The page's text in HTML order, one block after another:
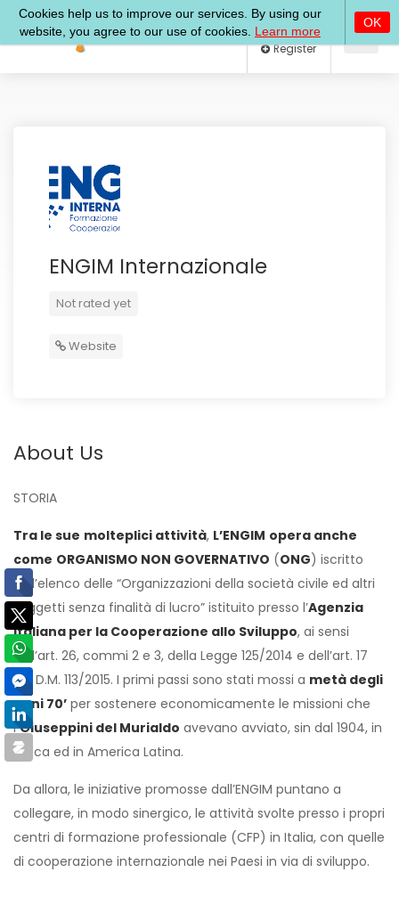
Log In
ENGIM Internazionale
Not rated yet
Website
About Us
STORIA
Tra le sue molteplici attività, L’ENGIM opera anche
come ORGANISMO NON GOVERNATIVO (ONG) iscritto
nell’elenco delle “Organizzazioni della società civile ed altri
soggetti senza finalità di lucro” istituito presso l’Agenzia
Italiana per la Cooperazione allo Sviluppo, ai sensi
dell’art. 26, commi 2 e 3, della Legge 125/2014 e dell’art. 17
del D.M. 113/2015. I primi passi sono stati mossi a metà degli
anni 70’ per sostenere economicamente le missioni che
iGiuseppini del Murialdo avevano avviato, sin dal 1904, in
Africa ed in America Latina.
Da allora, le iniziative promosse dall’ENGIM puntano a
collegare, in modo sinergico, le attività svolte presso i propri
centri di formazione professionale (CFP) in Italia, con quelle
di cooperazione internazionale nei Paesi in via di sviluppo.